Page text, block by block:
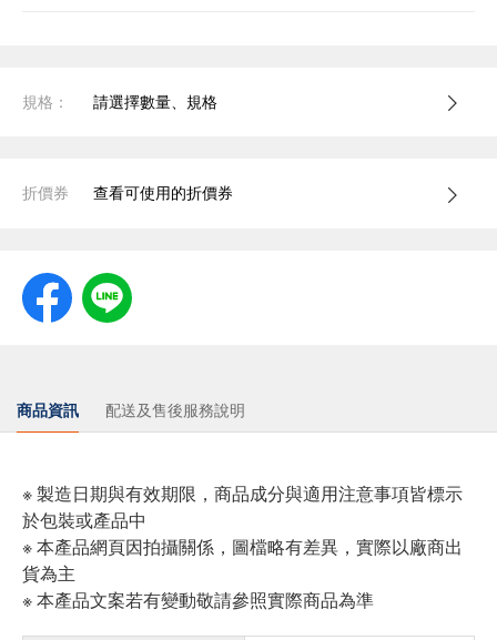
規格： 請選擇數量、規格
折價券 查看可使用的折價券
商品資訊 配送及售後服務說明
※ 製造日期與有效期限，商品成分與適用注意事項皆標示
於包裝或產品中
※ 本產品網頁因拍攝關係，圖檔略有差異，實際以廠商出
貨為主
※ 本產品文案若有變動敬請參照實際商品為準